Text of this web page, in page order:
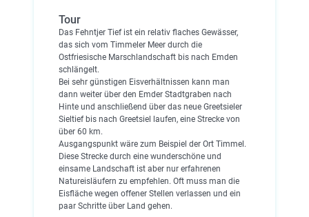
Tour
Das Fehntjer Tief ist ein relativ flaches Gewässer,
das sich vom Timmeler Meer durch die
Ostfriesische Marschlandschaft bis nach Emden
schlängelt.
Bei sehr günstigen Eisverhältnissen kann man
dann weiter über den Emder Stadtgraben nach
Hinte und anschließend über das neue Greetsieler
Sieltief bis nach Greetsiel laufen, eine Strecke von
über 60 km.
Ausgangspunkt wäre zum Beispiel der Ort Timmel.
Diese Strecke durch eine wunderschöne und
einsame Landschaft ist aber nur erfahrenen
Natureisläufern zu empfehlen. Oft muss man die
Eisfläche wegen offener Stellen verlassen und ein
paar Schritte über Land gehen.